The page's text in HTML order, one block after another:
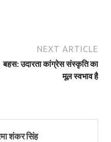
NEXT ARTICLE
बहस: उदारता कांग्रेस संस्कृति का
मूल स्वभाव है
शंकर सिंह